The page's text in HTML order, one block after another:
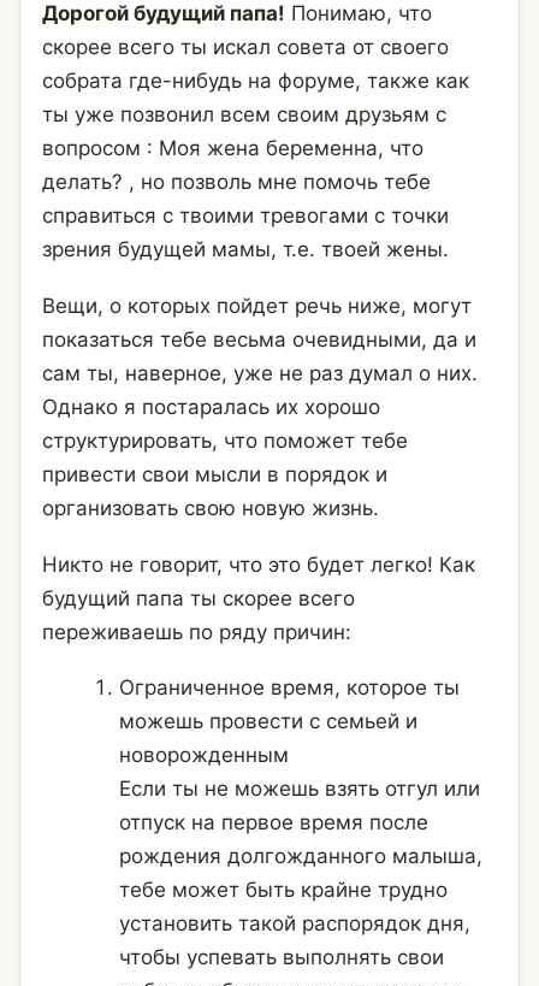
Дорогой будущий папа! Понимаю, что
скорее всего ты искал совета от своего
собрата где-нибудь на форуме, также как
ты уже позвонил всем своим друзьям с
вопросом : Моя жена беременна, что
делать? , но позволь мне помочь тебе
справиться с твоими тревогами с точки
зрения будущей мамы, т.е. твоей жены.
Вещи, о которых пойдет речь ниже, могут
показаться тебе весьма очевидными, да и
сам ты, наверное, уже не раз думал о них.
Однако я постаралась их хорошо
структурировать, что поможет тебе
привести свои мысли в порядок и
организовать свою новую жизнь.
Никто не говорит, что это будет легко! Как
будущий папа ты скорее всего
переживаешь по ряду причин:
Ограниченное время, которое ты
можешь провести с семьей и
новорожденным
Если ты не можешь взять отгул или
отпуск на первое время после
рождения долгожданного малыша,
тебе может быть крайне трудно
установить такой распорядок дня,
чтобы успевать выполнять свои